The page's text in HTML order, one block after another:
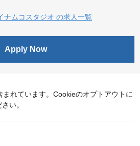
ナムコスタジオ の求人一覧
Apply Now
れています。Cookieのオプトアウトに
い。